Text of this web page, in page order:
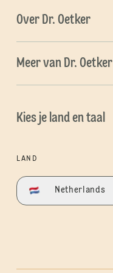
Over Dr. Oetker
Meer van Dr. Oetker
Kies je land en taal
LAND
Netherlands